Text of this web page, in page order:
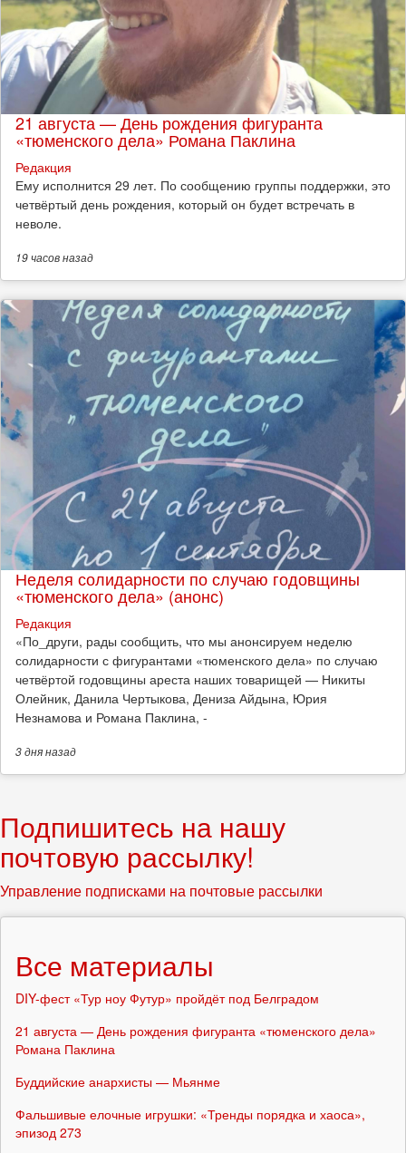
21 августа — День рождения фигуранта
«тюменского дела» Романа Паклина
Редакция
Ему исполнится 29 лет. По сообщению группы поддержки, это
четвёртый день рождения, который он будет встречать в
неволе.
19 часовназад
Неделя солидарности по случаю годовщины
«тюменского дела» (анонс)
Редакция
​«По_други, рады сообщить, что мы анонсируем неделю
солидарности с фигурантами «тюменского дела» по случаю
четвёртой годовщины ареста наших товарищей — Никиты
Олейник, Данила Чертыкова, Дениза Айдына, Юрия
Незнамова и Романа Паклина, -
3 дняназад
Подпишитесь на нашу
почтовую рассылку!
Управление подписками на почтовые рассылки
Все материалы
DIY-фест «Тур ноу Футур» пройдёт под Белградом
21 августа — День рождения фигуранта «тюменского дела»
Романа Паклина
Буддийские анархисты — Мьянме
Фальшивые елочные игрушки: «Тренды порядка и хаоса»,
эпизод 273